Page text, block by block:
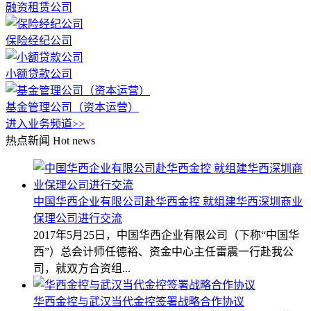
融资租赁公司
保险经纪公司
小额贷款公司
基金管理公司（资本运营）
进入业务频道>>
热点新闻 Hot news
中国华西企业有限公司赴华西金控 就组建华西深圳商业
保理公司进行交流
2017年5月25日，中国华西企业有限公司（下称“中国华
西”）总会计师任德裕、资金中心主任雷震一行赴我公
司，就双方合资组...
华西金控与武汉当代金控签署战略合作协议